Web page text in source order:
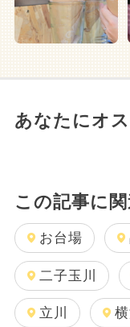
あなたにオ
この記事に
お台場
二子玉川
立川